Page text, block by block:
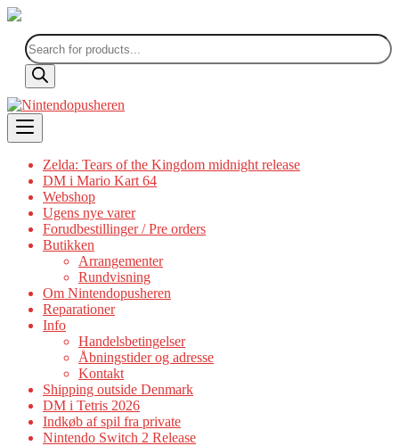
Products
search
Skip
to
content
Zelda: Tears of the Kingdom midnight release
DM i Mario Kart 64
Webshop
Ugens nye varer
Forudbestillinger / Pre orders
Butikken
Arrangementer
Rundvisning
Om Nintendopusheren
Reparationer
Info
Handelsbetingelser
Åbningstider og adresse
Kontakt
Shipping outside Denmark
DM i Tetris 2026
Indkøb af spil fra private
Nintendo Switch 2 Release